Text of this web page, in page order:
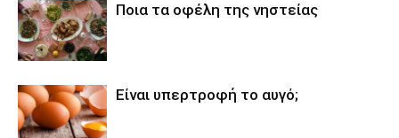
Ποια τα οφέλη της νηστείας
Είναι υπερτροφή το αυγό;